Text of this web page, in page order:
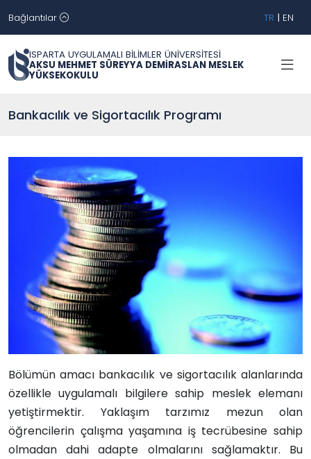
Bağlantılar TR | EN
ISPARTA UYGULAMALI BİLİMLER ÜNİVERSİTESİ
AKSU MEHMET SÜREYYA DEMİRASLAN MESLEK
YÜKSEKOKULU
Bankacılık ve Sigortacılık Programı
Bölümün amacı bankacılık ve sigortacılık alanlarında
özellikle uygulamalı bilgilere sahip meslek elemanı
yetiştirmektir. Yaklaşım tarzımız mezun olan
öğrencilerin çalışma yaşamına iş tecrübesine sahip
olmadan dahi adapte olmalarını sağlamaktır. Bu